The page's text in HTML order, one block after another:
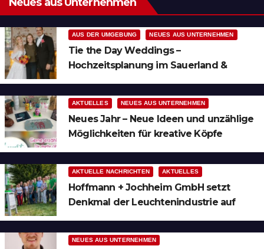
AUS DER UMGEBUNG NEUES AUS UNTERNEHMEN
Tie the Day Weddings –
Hochzeitsplanung im Sauerland &
AKTUELLES NEUES AUS UNTERNEHMEN
Neues Jahr – Neue Ideen und unzählige
Möglichkeiten für kreative Köpfe
AKTUELLE NACHRICHTEN AKTUELLES
Hoffmann + Jochheim GmbH setzt
Denkmal der Leuchtenindustrie auf
NEUES AUS UNTERNEHMEN